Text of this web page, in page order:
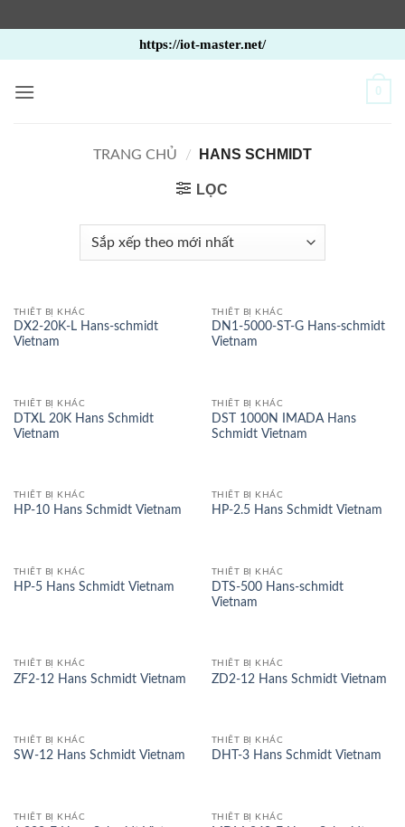
qua
nội
https://iot-master.net/
0
TRANG CHỦ / HANS SCHMIDT
LỌC
THIẾT BỊ KHÁC
DX2-20K-L Hans-schmidt
Vietnam
THIẾT BỊ KHÁC
DN1-5000-ST-G Hans-schmidt
Vietnam
THIẾT BỊ KHÁC
DTXL 20K Hans Schmidt
Vietnam
THIẾT BỊ KHÁC
DST 1000N IMADA Hans
Schmidt Vietnam
THIẾT BỊ KHÁC
HP-10 Hans Schmidt Vietnam
THIẾT BỊ KHÁC
HP-2.5 Hans Schmidt Vietnam
THIẾT BỊ KHÁC
HP-5 Hans Schmidt Vietnam
THIẾT BỊ KHÁC
DTS-500 Hans-schmidt
Vietnam
THIẾT BỊ KHÁC
ZF2-12 Hans Schmidt Vietnam
THIẾT BỊ KHÁC
ZD2-12 Hans Schmidt Vietnam
THIẾT BỊ KHÁC
SW-12 Hans Schmidt Vietnam
THIẾT BỊ KHÁC
DHT-3 Hans Schmidt Vietnam
THIẾT BỊ KHÁC THIẾT BỊ KHÁC